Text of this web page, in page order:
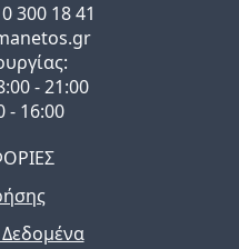
300 18 41
- 21:00
- 16:00